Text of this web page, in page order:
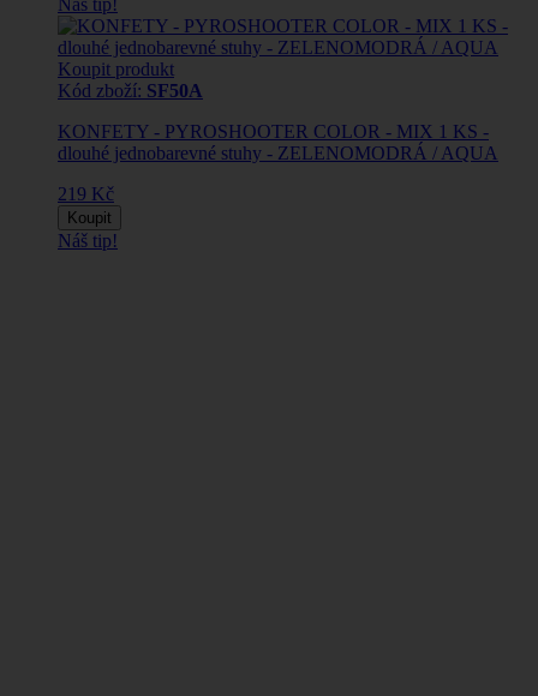
Náš tip!
Koupit produkt
Kód zboží: SF50A
KONFETY - PYROSHOOTER COLOR - MIX 1 KS -
dlouhé jednobarevné stuhy - ZELENOMODRÁ / AQUA
219 Kč
Koupit
Náš tip!